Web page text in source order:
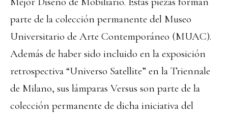
parte de la colección permanente del Museo
Universitario de Arte Contemporáneo (MUAC).
Además de haber sido incluido en la exposición
retrospectiva “Universo Satellite” en la Triennale
de Milano, sus lámparas Versus son parte de la
colección permanente de dicha iniciativa del